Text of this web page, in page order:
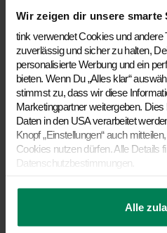
Wir zeigen dir unsere smarte
tink verwendet Cookies und andere
zuverlässig und sicher zu halten,
personalisierte Werbung und ein
bieten. Wenn Du „Alles klar“
stimmst zu, dass wir diese
Marketingpartner weitergeben.
Daten in den USA verarbeitet
Knopf „Einstellungen“ auch
Cookies nutzen dürfen. Alle Details
Datenschutzbestimmungen.
Alle